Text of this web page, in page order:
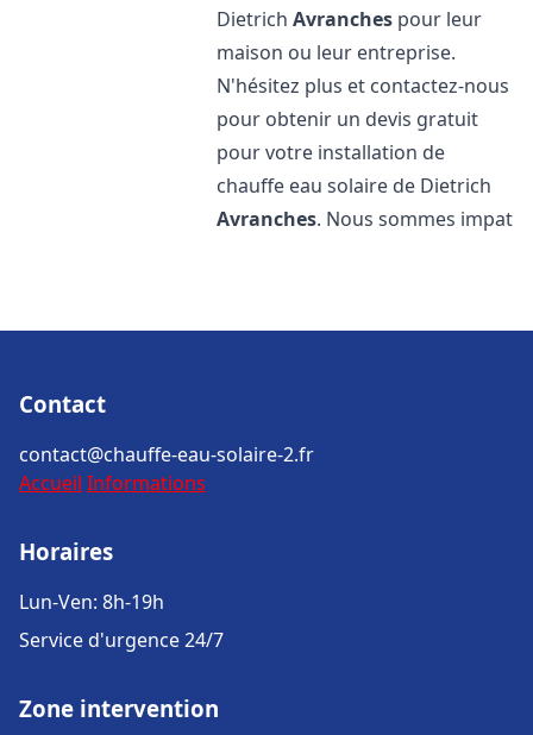
DietrichAvranches pour leur
maison ou leur entreprise.
N'hésitez plus et contactez-nous
pour obtenir un devis gratuit
pour votre installation de
chauffe eau solaire de Dietrich
Avranches. Nous sommes impat
Contact
contact@chauffe-eau-solaire-2.fr
Accueil Informations
Horaires
Lun-Ven: 8h-19h
Service d'urgence 24/7
Zone intervention